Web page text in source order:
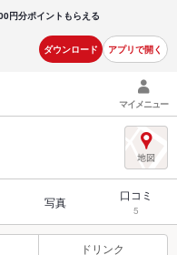
円分ポイントもらえる
ダウンロード アプリで開く
マイメニュー
写真 口コミ
5
ドリンク